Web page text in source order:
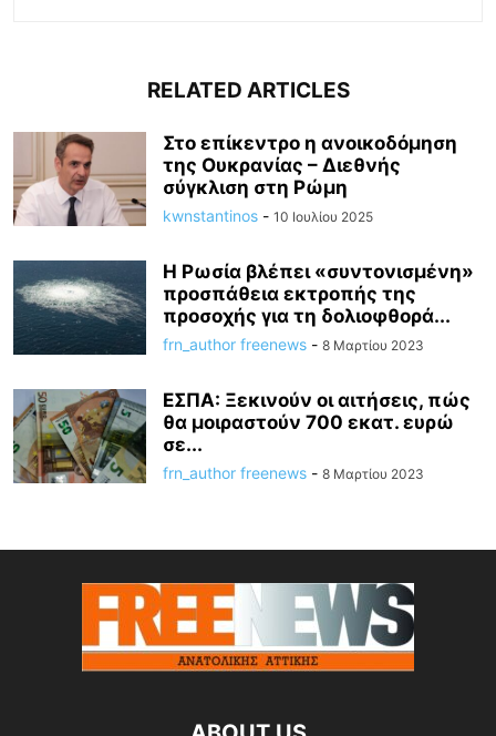
RELATED ARTICLES
Στο επίκεντρο η ανοικοδόμηση
της Ουκρανίας – Διεθνής
σύγκλιση στη Ρώμη
kwnstantinos - 10 Ιουλίου 2025
Η Ρωσία βλέπει «συντονισμένη»
προσπάθεια εκτροπής της
προσοχής για τη δολιοφθορά...
frn_author freenews - 8 Μαρτίου 2023
ΕΣΠΑ: Ξεκινούν οι αιτήσεις, πώς
θα μοιραστούν 700 εκατ. ευρώ
σε...
frn_author freenews - 8 Μαρτίου 2023